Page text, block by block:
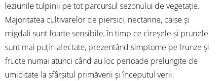
leziunile tulpinii pe tot parcursul sezonului de vegetație.
Majoritatea cultivarelor de piersici, nectarine, caise și
migdali sunt foarte sensibile, în timp ce cireșele și prunele
sunt mai puțin afectate, prezentând simptome pe frunze și
fructe numai atunci când au loc perioade prelungite de
umiditate la sfârșitul primăverii și începutul verii.